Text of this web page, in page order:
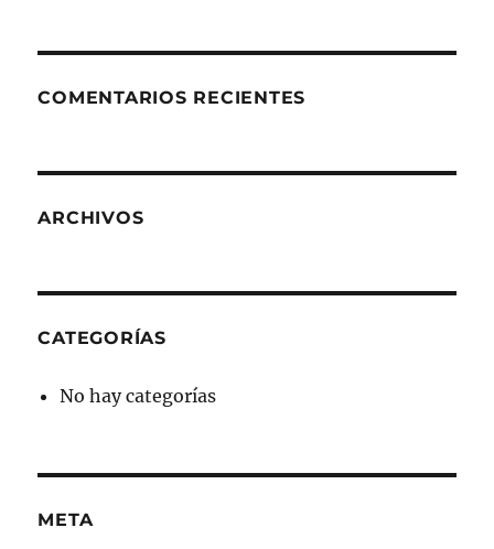
COMENTARIOS RECIENTES
ARCHIVOS
CATEGORÍAS
No hay categorías
META